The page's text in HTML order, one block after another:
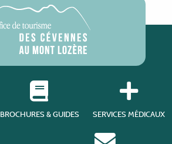
BROCHURES & GUIDES SERVICES MÉDICAUX